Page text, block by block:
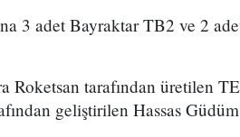
3 adet Bayraktar TB2 ve 2 adet
Roketsan tarafından
geliştirilen Hassas